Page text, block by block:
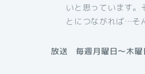
いと思っています
とにつながれば…そ
放送 毎週月曜日～木曜